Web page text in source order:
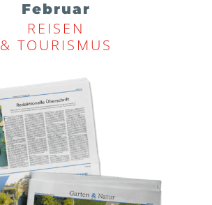
Februar
REISEN
& TOURISMUS